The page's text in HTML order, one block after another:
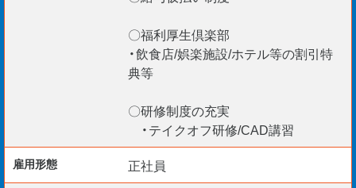
〇福利厚生倶楽部
・飲食店/娯楽施設/ホテル等の割引特
典等
〇研修制度の充実
・テイクオフ研修/CAD講習
雇用形態 正社員